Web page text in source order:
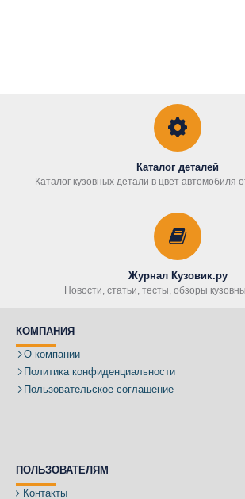
Каталог деталей
Каталог кузовных детали в цвет автомобиля
Журнал Кузовик.ру
Новости, статьи, тесты, обзоры
КОМПАНИЯ
О компании
Политика конфиденциальности
Пользовательское соглашение
ПОЛЬЗОВАТЕЛЯМ
Контакты